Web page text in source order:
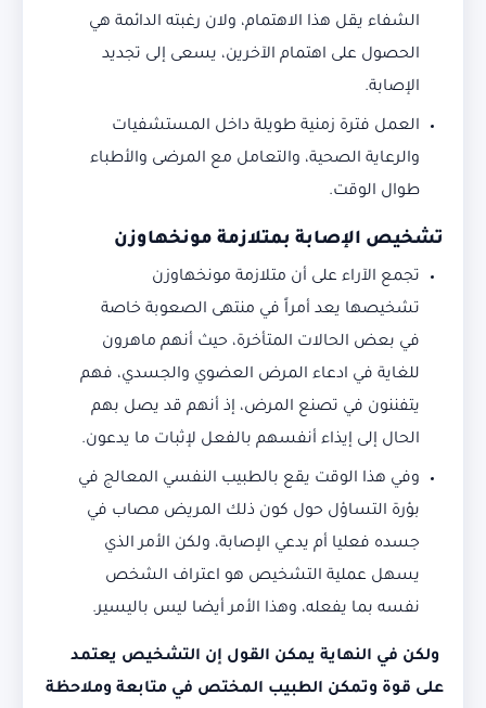
الشفاء يقل هذا الاهتمام، ولان رغبته الدائمة هي
الحصول على اهتمام الآخرين، يسعى إلى تجديد
الإصابة.
العمل فترة زمنية طويلة داخل المستشفيات
والرعاية الصحية، والتعامل مع المرضى والأطباء
طوال الوقت.
تشخيص الإصابة بمتلازمة مونخهاوزن
تجمع الآراء على أن متلازمة مونخهاوزن
تشخيصها يعد أمراً في منتهى الصعوبة خاصة
في بعض الحالات المتأخرة، حيث أنهم ماهرون
للغاية في ادعاء المرض العضوي والجسدي، فهم
يتفننون في تصنع المرض، إذ أنهم قد يصل بهم
الحال إلى إيذاء أنفسهم بالفعل لإثبات ما يدعون.
وفي هذا الوقت يقع بالطبيب النفسي المعالج في
بؤرة التساؤل حول كون ذلك المريض مصاب في
جسده فعليا أم يدعي الإصابة، ولكن الأمر الذي
يسهل عملية التشخيص هو اعتراف الشخص
نفسه بما يفعله، وهذا الأمر أيضا ليس باليسير.
ولكن في النهاية يمكن القول إن التشخيص يعتمد
على قوة وتمكن الطبيب المختص في متابعة وملاحظة